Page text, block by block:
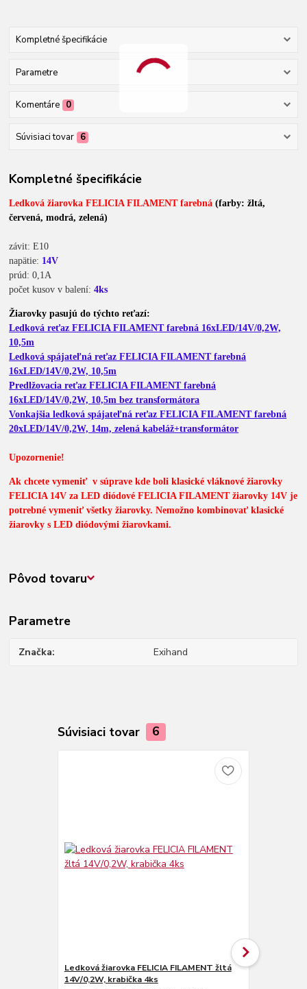
Kompletné špecifikácie
Parametre
Komentáre 0
Súvisiaci tovar 6
Kompletné špecifikácie
Ledková žiarovka FELICIA FILAMENT farebná (farby: žltá,
červená, modrá, zelená)
závit: E10
napätie: 14V
prúd: 0,1A
počet kusov v balení: 4ks
Žiarovky pasujú do týchto reťazí:
Ledková reťaz FELICIA FILAMENT farebná 16xLED/14V/0,2W,
10,5m
Ledková spájateľná reťaz FELICIA FILAMENT farebná
16xLED/14V/0,2W, 10,5m
Predlžovacia reťaz FELICIA FILAMENT farebná
16xLED/14V/0,2W, 10,5m bez transformátora
Vonkajšia ledková spájateľná reťaz FELICIA FILAMENT farebná
20xLED/14V/0,2W, 14m, zelená kabeláž+transformátor
Upozornenie!
Ak chcete vymeniť v súprave kde boli klasické vláknové žiarovky
FELICIA 14V za LED diódové FELICIA FILAMENT žiarovky 14V je
potrebné vymeniť všetky žiarovky. Nemožno kombinovať klasické
žiarovky s LED diódovými žiarovkami.
Pôvod tovaru
Parametre
Značka Exihand
Súvisiaci tovar 6
Ledková žiarovka FELICIA FILAMENT žltá
14V/0,2W, krabička 4ks